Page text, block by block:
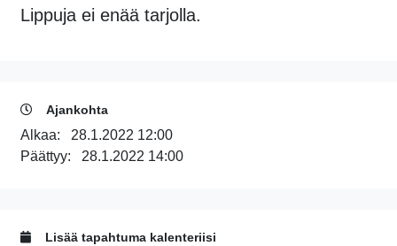
Lippuja ei enää tarjolla.
Ajankohta
Alkaa: 28.1.2022 12:00
Päättyy: 28.1.2022 14:00
Lisää tapahtuma kalenteriisi